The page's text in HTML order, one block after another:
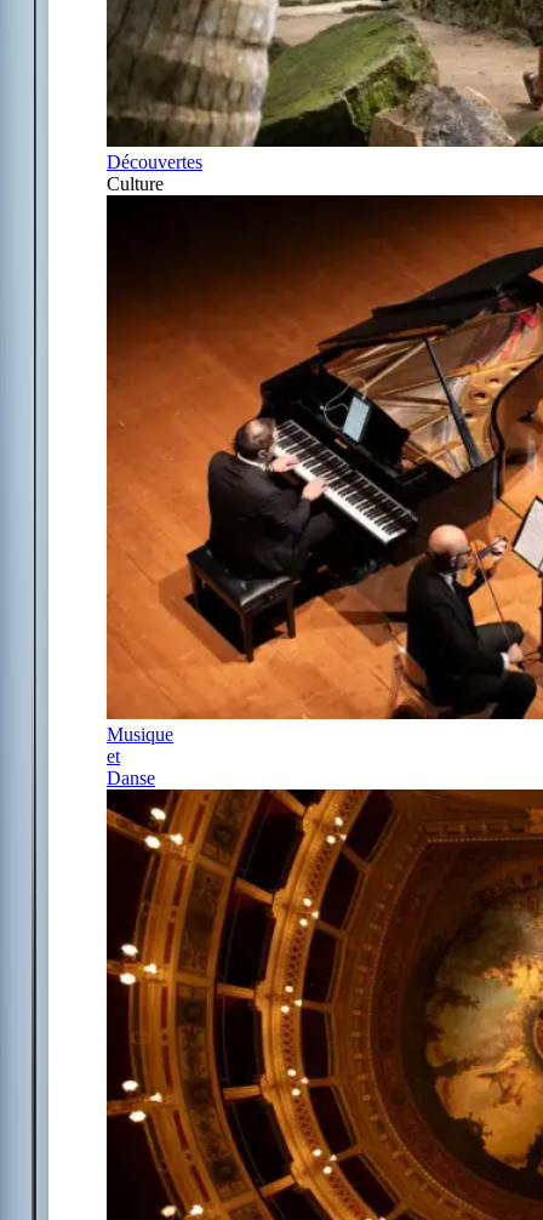
Découvertes
Culture
Musique
et
Danse